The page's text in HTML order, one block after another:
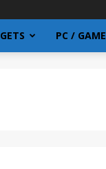
PC / GAME